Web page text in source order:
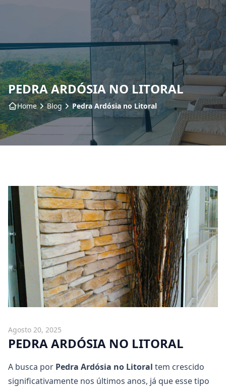
Home
Sobre nós
Produtos
Insumos
Serviços
Blog
PEDRA ARDÓSIA NO LITORAL
Home Blog Pedra Ardósia no Litoral
Agosto 20, 2025
PEDRA ARDÓSIA NO LITORAL
A busca por Pedra Ardósia no Litoral tem crescido
significativamente nos últimos anos, já que esse tipo